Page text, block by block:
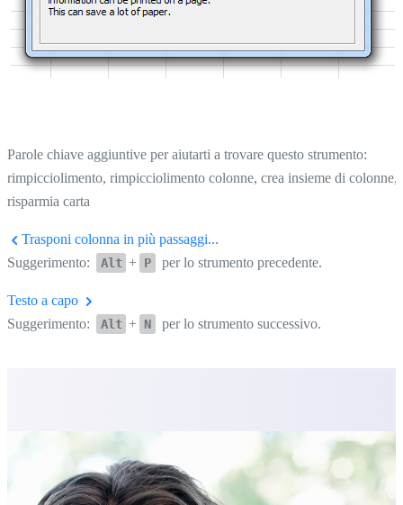
Parole chiave aggiuntive per aiutarti a trovare questo strumento:
rimpicciolimento, rimpicciolimento colonne, crea insieme di colonne,
risparmia carta
Trasponi colonna in più passaggi...
Suggerimento:
Alt + P per lo strumento precedente.
Testo a capo
Suggerimento:
Alt + N per lo strumento successivo.